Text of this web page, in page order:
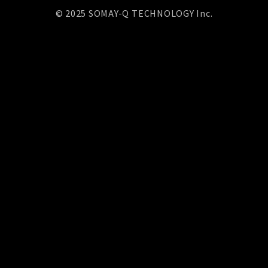
© 2025 SOMAY-Q TECHNOLOGY Inc.